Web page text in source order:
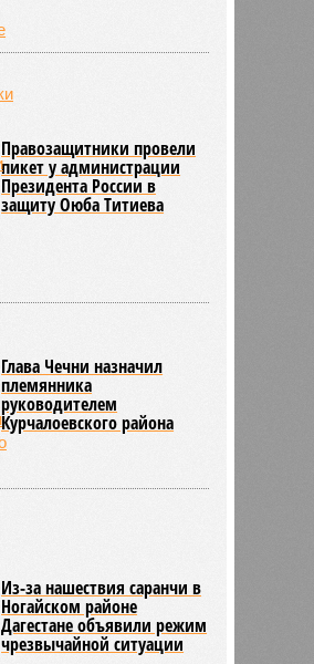
Правозащитники провели
пикет у администрации
Президента России в
защиту Оюба Титиева
Глава Чечни назначил
племянника
руководителем
Курчалоевского района
Из-за нашествия саранчи в
Ногайском районе
Дагестане объявили режим
чрезвычайной ситуации